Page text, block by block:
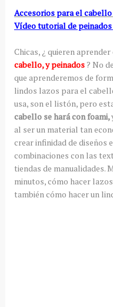
Accesorios para el
Vídeo tutorial de
Chicas, ¿ quieren
cabello, y peinados? No
que aprenderemos de
lindos lazos para el
usa, son el listón, pero
cabello se hará con foami,
al ser un material tan
crear infinidad de diseños
combinaciones con las
tiendas de manualidades.
minutos, cómo hacer
también cómo hacer un